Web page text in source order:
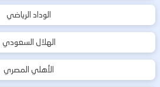
الوداد الرياضي
الهلال السعودي
الأهلي المصري